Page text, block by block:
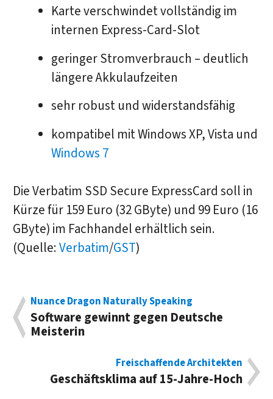
Karte verschwindet vollständig im
internen Express-Card-Slot
geringer Stromverbrauch – deutlich
längere Akkulaufzeiten
sehr robust und widerstandsfähig
kompatibel mit Windows XP, Vista und
Windows 7
Die Verbatim SSD Secure ExpressCard soll in
Kürze für 159 Euro (32 GByte) und 99 Euro (16
GByte) im Fachhandel erhältlich sein.
(Quelle:Verbatim/GST)
Nuance Dragon Naturally Speaking
Software gewinnt gegen Deutsche
Meisterin
Freischaffende Architekten
Geschäftsklima auf 15-Jahre-Hoch